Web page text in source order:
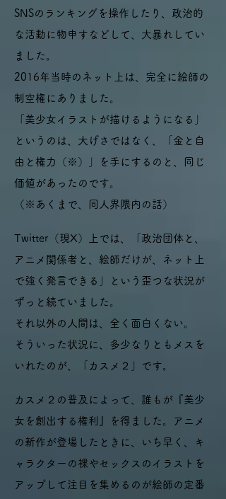
SNSのランキングを操作したり、政治的
な活動に物申すなどして、大暴れしてい
ました。
2016年当時のネット上は、完全に絵師の
制空権にありました。
「美少女イラストが描けるようになる」
というのは、大げさではなく、「金と自
由と権力（※）」を手にするのと、同じ
価値があったのです。
（※あくまで、同人界隈内の話）
Twitter（現X）上では、「政治団体と、
アニメ関係者と、絵師だけが、ネット上
で強く発言できる」という歪つな状況が
ずっと続ていました。
それ以外の人間は、全く面白くない。
そういった状況に、多少なりともメスを
いれたのが、「カスメ２」です。
カスメ２の普及によって、誰もが『美少
女を創出する権利』を得ました。アニメ
の新作が登場したときに、いち早く、キ
ャラクターの裸やセックスのイラストを
アップして注目を集めるのが絵師の定番